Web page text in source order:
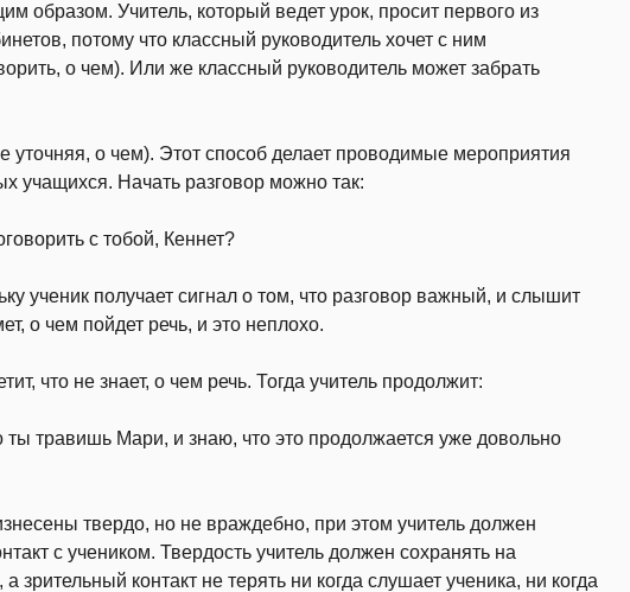
образом. Учитель, кото­рый ведет урок, просит первого из
потому что классный руководитель хочет с ним
о чем). Или же классный руководитель может забрать
уточняя, о чем). Этот способ де­лает проводимые мероприятия
учащихся. Начать разговор можно так:
с тобой, Кеннет?
ученик получает сигнал о том, что разговор важный, и слышит
о чем пойдет речь, и это неплохо.
что не знает, о чем речь. Тогда учитель продолжит:
ты травишь Мари, и знаю, что это продолжается уже довольно
твердо, но не враж­дебно, при этом учитель должен
с учеником. Твердость учитель должен сохранять на
зрительный контакт не терять ни когда слушает ученика, ни когда